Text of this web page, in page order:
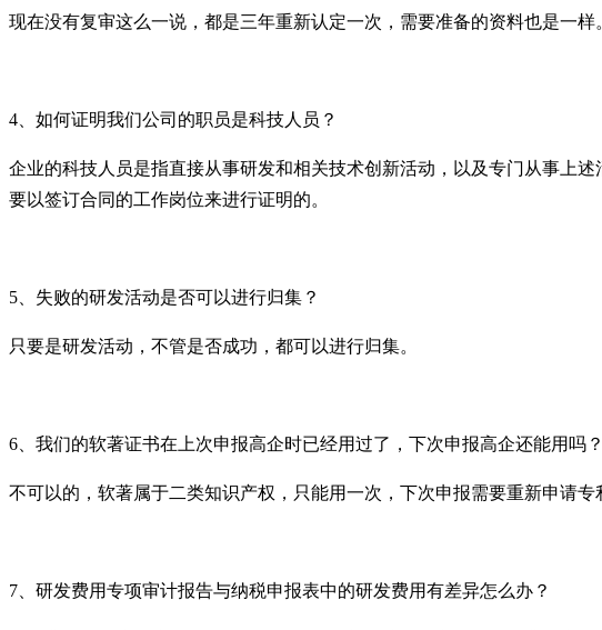
现在没有复审这么一说，都是三年重新认定一次，需要准备的资料也是一样
4 、如何证明我们公司的职员是科技人员？
企业的科技人员是指直接从事研发和相关技术创新活动，以及专门从事上
要以签订合同的工作岗位来进行证明的。
5 、失败的研发活动是否可以进行归集？
只要是研发活动，不管是否成功，都可以进行归集。
6 、我们的软著证书在上次申报高企时已经用过了，下次申报高企还能用吗？
不可以的，软著属于二类知识产权，只能用一次，下次申报需要重新申请专
7 、研发费用专项审计报告与纳税申报表中的研发费用有差异怎么办？